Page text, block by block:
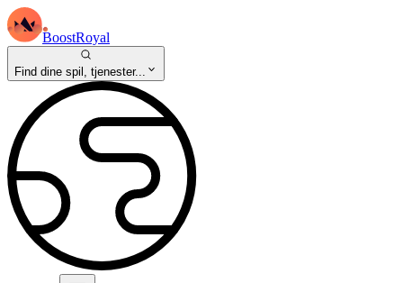
BoostRoyal
Find dine spil, tjenester...